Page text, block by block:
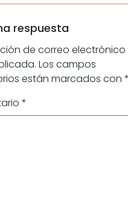
respuesta
de correo electrónico
Los campos
están marcados con *
*